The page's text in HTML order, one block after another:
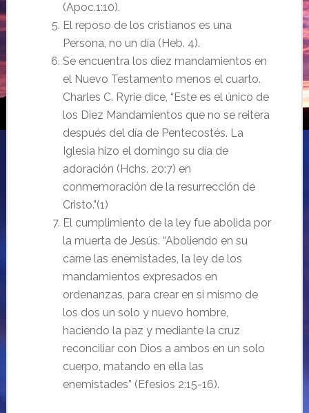
(Apoc.1:10).
El reposo de los cristianos es una
Persona, no un día (Heb. 4).
Se encuentra los diez mandamientos en
el Nuevo Testamento menos el cuarto.
Charles C. Ryrie dice, “Este es el único de
los Diez Mandamientos que no se reitera
después del día de Pentecostés. La
Iglesia hizo el domingo su día de
adoración (Hchs. 20:7) en
conmemoración de la resurrección de
Cristo.”(1)
El cumplimiento de la ley fue abolida por
la muerta de Jesús. “Aboliendo en su
carne las enemistades, la ley de los
mandamientos expresados en
ordenanzas, para crear en si mismo de
los dos un solo y nuevo hombre,
haciendo la paz y mediante la cruz
reconciliar con Dios a ambos en un solo
cuerpo, matando en ella las
enemistades” (Efesios 2:15-16).